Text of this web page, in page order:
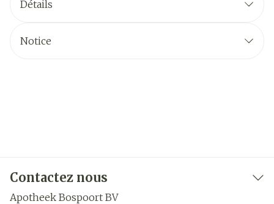
Détails
Notice
Contactez nous
Apotheek Bospoort BV